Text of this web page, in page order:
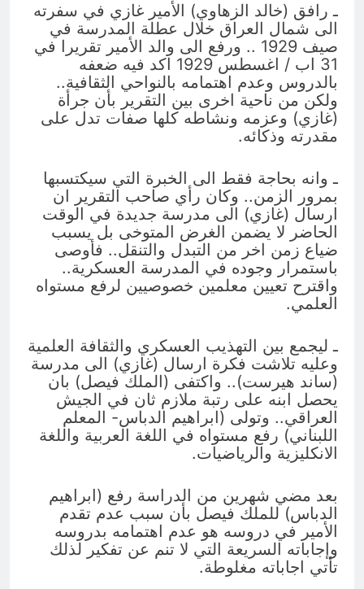
ـ رافق (خالد الزهاوي) الأمير غازي في سفرته
الى شمال العراق خلال عطلة المدرسة في
صيف 1929 .. ورفع الى والد الأمير تقريرا في
31 اب / اغسطس 1929 اكد فيه ضعفه
بالدروس وعدم اهتمامه بالنواحي الثقافية..
ولكن من ناحية اخرى بين التقرير بأن جرأة
(غازي) وعزمه ونشاطه كلها صفات تدل على
مقدرته وذكائه.
ـ وانه بحاجة فقط الى الخبرة التي سيكتسبها
بمرور الزمن.. وكان رأي صاحب التقرير ان
ارسال (غازي) الى مدرسة جديدة في الوقت
الحاضر لا يضمن الغرض المتوخى بل يسبب
ضياع زمن اخر من التبدل والتنقل.. فأوصى
باستمرار وجوده في المدرسة العسكرية..
واقترح تعيين معلمين خصوصيين لرفع مستواه
العلمي.
ـ ليجمع بين التهذيب العسكري والثقافة العلمية
وعليه تلاشت فكرة ارسال (غازي) الى مدرسة
(ساند هيرست).. واكتفى (الملك فيصل) بان
يحصل ابنه على رتبة ملازم ثان في الجيش
العراقي.. وتولى (ابراهيم الدباس- المعلم
اللبناني) رفع مستواه في اللغة العربية واللغة
الانكليزية والرياضيات.
بعد مضي شهرين من الدراسة رفع (ابراهيم
الدباس) للملك فيصل بأن سبب عدم تقدم
الأمير في دروسه هو عدم اهتمامه بدروسه
وإجاباته السريعة التي لا تنم عن تفكير لذلك
تأتي اجاباته مغلوطة.